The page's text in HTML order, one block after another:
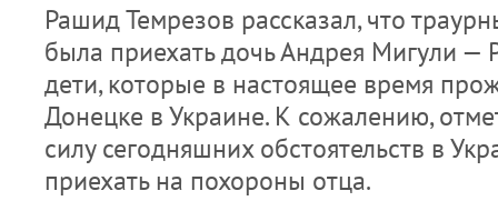
Рашид Темрезов рассказал, что
была приехать дочь Андрея Мигули —
дети, которые в настоящее время
Донецке в Украине. К сожалению,
силу сегодняшних обстоятельств в
приехать на похороны отца.